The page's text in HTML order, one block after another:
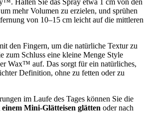
Halten Sie das Spray etwa 1 cm von den
mehr Volumen zu erzielen, und sprühen
von 10–15 cm leicht auf die mittleren
den Fingern, um die natürliche Textur zu
zum Schluss eine kleine Menge Style
Wax™ auf. Das sorgt für ein natürliches,
Definition, ohne zu fetten oder zu
im Laufe des Tages können Sie die
einem Mini-Glätteisen glätten oder nach